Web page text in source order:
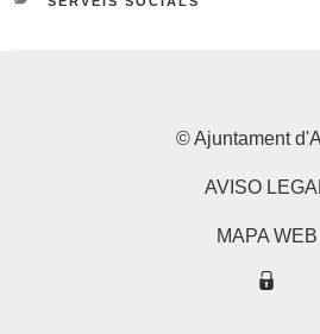
© Ajuntament
AVISO
MAPA WEB